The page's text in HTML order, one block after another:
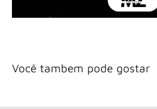
Você tambem pode gostar